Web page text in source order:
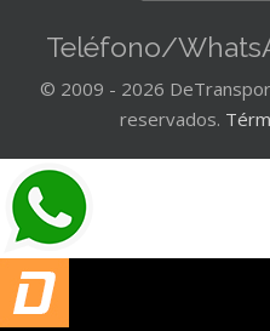
Teléfono/
© 2009 - 2026
reservados.